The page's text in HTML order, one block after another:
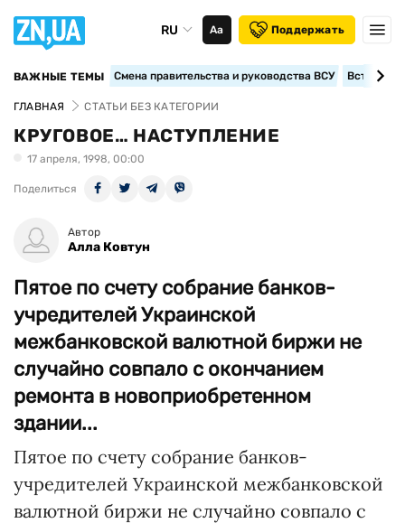
RU Аа Поддержать
ВАЖНЫЕ ТЕМЫ Смена правительства и руководства ВСУ
ГЛАВНАЯ СТАТЬИ БЕЗ КАТЕГОРИИ
КРУГОВОЕ… НАСТУПЛЕНИЕ
17 апреля, 1998, 00:00
Поделиться
Автор
Алла Ковтун
Пятое по счету собрание банков-
учредителей Украинской
межбанковской валютной биржи не
случайно совпало с окончанием
ремонта в новоприобретенном
здании...
Пятое по счету собрание банков-
учредителей Украинской межбанковской
валютной биржи не случайно совпало с